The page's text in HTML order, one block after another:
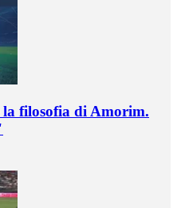
filosofia di Amorim.